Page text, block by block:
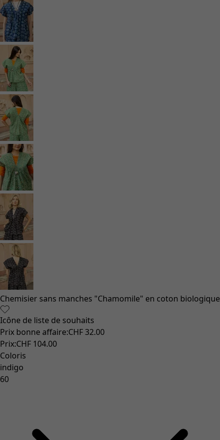
Styles de vétements
Vêtements en lin
Robes de style hippie
Grandes Tailles
À fleurs
Vêtements hippies
Une mode scandinave
Superpositions
À rayures
Des carreaux à foison
À pois
Vêtements bio
Un design suédois
Robes en jersey
Vêtements bohèmes
Des vêtements pour les soirées fraîches
Vêtements à motif
Coton
Coton biologique
Maillots de bain et vêtements de plage
Vêtements de fête
Étendues champêtres